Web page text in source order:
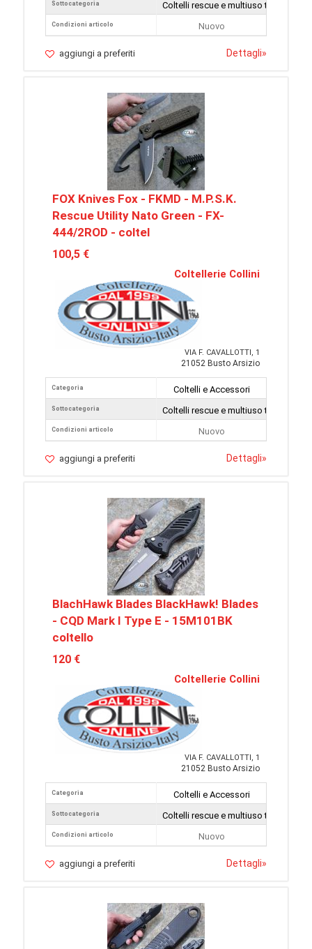
Sottocategoria
Condizioni articolo
Coltelli rescue e multiuso tattici
Nuovo
aggiungi a preferiti Dettagli»
FOX Knives Fox - FKMD - M.P.S.K.
Rescue Utility Nato Green - FX-
444/2ROD - coltel
100,5 €
Coltellerie Collini
VIA F. CAVALLOTTI, 1
21052 Busto Arsizio
Categoria
Sottocategoria
Condizioni articolo
Coltelli e Accessori
Coltelli rescue e multiuso tattici
Nuovo
aggiungi a preferiti Dettagli»
BlachHawk Blades BlackHawk! Blades
- CQD Mark I Type E - 15M101BK
coltello
120 €
Coltellerie Collini
VIA F. CAVALLOTTI, 1
21052 Busto Arsizio
Categoria
Sottocategoria
Condizioni articolo
Coltelli e Accessori
Coltelli rescue e multiuso tattici
Nuovo
aggiungi a preferiti Dettagli»